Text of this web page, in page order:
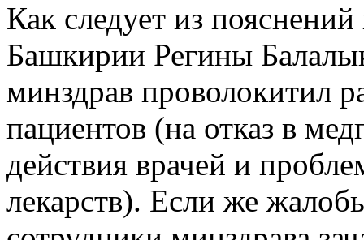
Как следует из
Башкирии Регины
минздрав проволокитил
пациентов (на отказ в
действия врачей и
лекарств). Если же